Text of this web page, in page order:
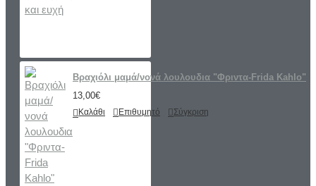
Βραχιόλι μαμά/νονά λουλουδια "Φριντα-Frida Kahlo"
13,00€
Καλάθι Επιθυμητό Σύγκριση